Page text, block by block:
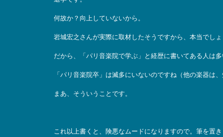
何故か？向上していないから。
岩城宏之さんが実際に取材したそうですから、本当でし
だから、「パリ音楽院で学ぶ」と経歴に書いてある人は
「パリ音楽院卒」は滅多にいないのですね（他の楽器は
まあ、そういうことです。
これ以上書くと、険悪なムードになりますので。筆を置